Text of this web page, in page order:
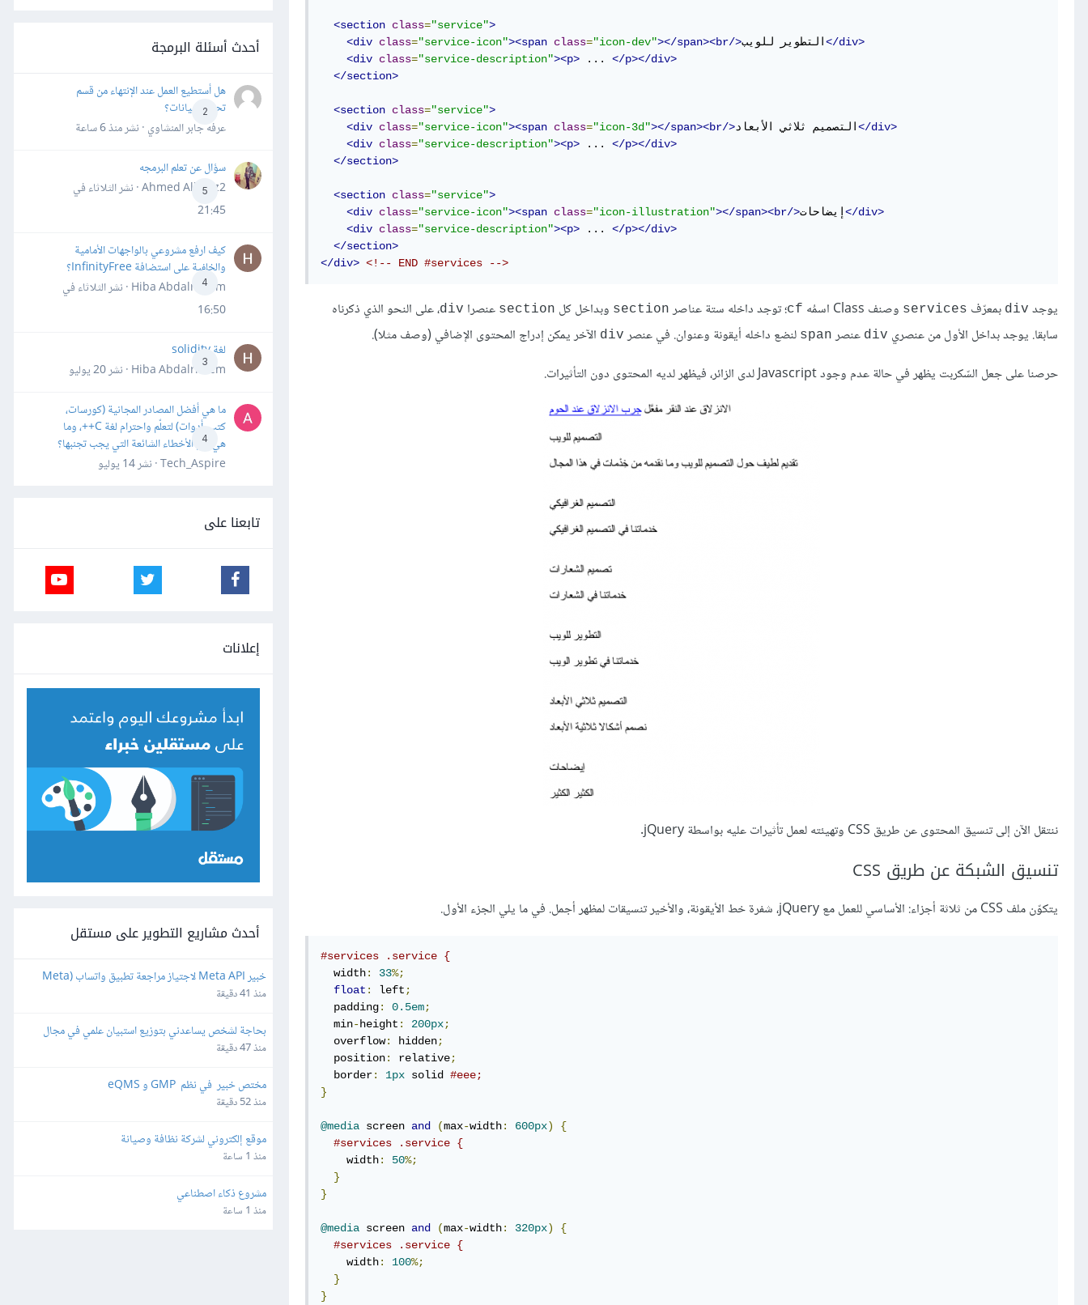
<section class="service">
<div class="service-icon"><span class="icon-dev"></span><br/>التطوير للويب </div>
<div class="service-description"><p> ... </p></div>
</section>
<section class="service">
<div class="service-icon"><span class="icon-3d"></span><br/>التصميم ثلاثي الأبعاد </div>
<div class="service-description"><p> ... </p></div>
</section>
<section class="service">
<div class="service-icon"><span class="icon-illustration"></span><br/>إيضاحات </div>
<div class="service-description"><p> ... </p></div>
</section>
</div> <!-- END #services -->
يوجد div بمعرّف services وصنف Class اسمُه cf؛ توجد داخله ستة عناصر section وبداخل كل section عنصرا div، على النحو الذي ذكرناه
سابقا. يوجد بداخل الأول من عنصري div عنصر span لنضع داخله أيقونة وعنوان. في عنصر div الآخر يمكن إدراج المحتوى الإضافي (وصف مثلا).
حرصنا على جعل السّكربت يظهر في حالة عدم وجود Javascript لدى الزائر، فيظهر لديه المحتوى دون التأثيرات.
ننتقل الآن إلى تنسيق المحتوى عن طريق CSS وتهيئته لعمل تأثيرات عليه بواسطة jQuery.
تنسيق الشبكة عن طريق CSS
يتكوّن ملف CSS من ثلاثة أجزاء: الأساسي للعمل مع jQuery، شفرة خط الأيقونة، والأخير تنسيقات لمظهر أجمل. في ما يلي الجزء الأول.
#services .service {
  width
: 33%;
float : left ;
  padding
: 0.5em;
  min
-height : 200px;
  overflow
: hidden;
  position
: relative;
  border
: 1px solid #eee;
}
@media screen and (max-width: 600px)
{
#services .service {
    width
: 50%;
}
}
@media screen and (max-width: 320px)
{
#services .service {
    width
: 100%;
}
}
أحدث أسئلة البرمجة
2
هل أستطيع العمل عند الإنتهاء من قسم
تحليل البيانات؟
عرفه جابر المنشاوي · نشرمنذ 6 ساعة
5
سؤال عن تعلم البرمجه
Ahmed Alhafiz2 · نشر
الثلاثاء في
21:45
4
كيف ارفع مشروعي بالواجهات الأمامية
والخلفية على استضافة InfinityFree؟
Hiba Abdalrheem · نشر
الثلاثاء في
16:50
3
لغة solidity
Hiba Abdalrheem · نشر
20 يوليو
4
ما هي أفضل المصادر المجانية (كورسات،
كتب، أدوات) لتعلّم واحترام لغة C++، وما
هي أهم الأخطاء الشائعة التي يجب تجنبها؟
Tech_Aspire · نشر
14 يوليو
تابعنا على
إعلانات
أحدث مشاريع التطوير على مستقل
App Review) لمنصة SaaS
منذ 41 دقيقة
هندسة البرمجيات
منذ 47 دقيقة
مختص خبير  في نظم  GMP و eQMS
منذ 52 دقيقة
موقع إلكتروني لشركة نظافة وصيانة
منذ 1 ساعة
مشروع ذكاء اصطناعي
منذ 1 ساعة